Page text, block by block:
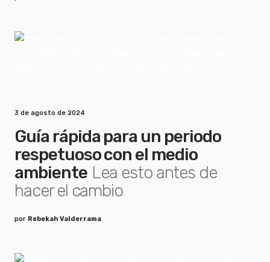
3 de agosto de 2024
Guía rápida para un periodo
respetuoso con el medio
ambiente Lea esto antes de
hacer el cambio
por Rebekah Valderrama